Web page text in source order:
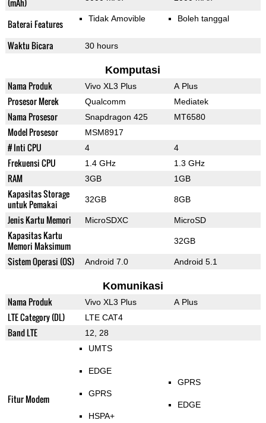
(mAh)
Baterai Features Tidak Amovible Boleh tanggal
Waktu Bicara 30 hours
Komputasi
Nama Produk Vivo XL3 Plus A Plus
Prosesor Merek Qualcomm Mediatek
Nama Prosesor Snapdragon 425 MT6580
Model Prosesor MSM8917
# Inti CPU 4 4
Frekuensi CPU 1.4 GHz 1.3 GHz
RAM 3GB 1GB
Kapasitas Storage
untuk Pemakai
32GB 8GB
Jenis Kartu Memori MicroSDXC MicroSD
Kapasitas Kartu
Memori Maksimum
32GB
Sistem Operasi (OS) Android 7.0 Android 5.1
Komunikasi
Nama Produk Vivo XL3 Plus A Plus
LTE Category (DL) LTE CAT4
Band LTE 12, 28
Fitur Modem
UMTS
EDGE
GPRS
HSPA+
GPRS
EDGE